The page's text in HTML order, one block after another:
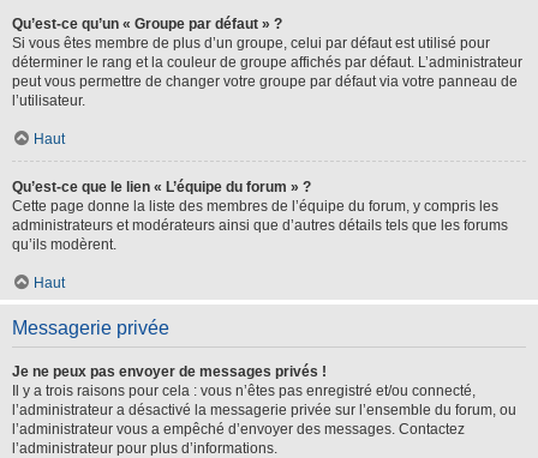
Qu’est-ce qu’un « Groupe par défaut » ?
Si vous êtes membre de plus d’un groupe, celui par défaut est utilisé pour
déterminer le rang et la couleur de groupe affichés par défaut. L’administrateur
peut vous permettre de changer votre groupe par défaut via votre panneau de
l’utilisateur.
Haut
Qu’est-ce que le lien « L’équipe du forum » ?
Cette page donne la liste des membres de l’équipe du forum, y compris les
administrateurs et modérateurs ainsi que d’autres détails tels que les forums
qu’ils modèrent.
Haut
Messagerie privée
Je ne peux pas envoyer de messages privés !
Il y a trois raisons pour cela : vous n’êtes pas enregistré et/ou connecté,
l’administrateur a désactivé la messagerie privée sur l’ensemble du forum, ou
l’administrateur vous a empêché d’envoyer des messages. Contactez
l’administrateur pour plus d’informations.